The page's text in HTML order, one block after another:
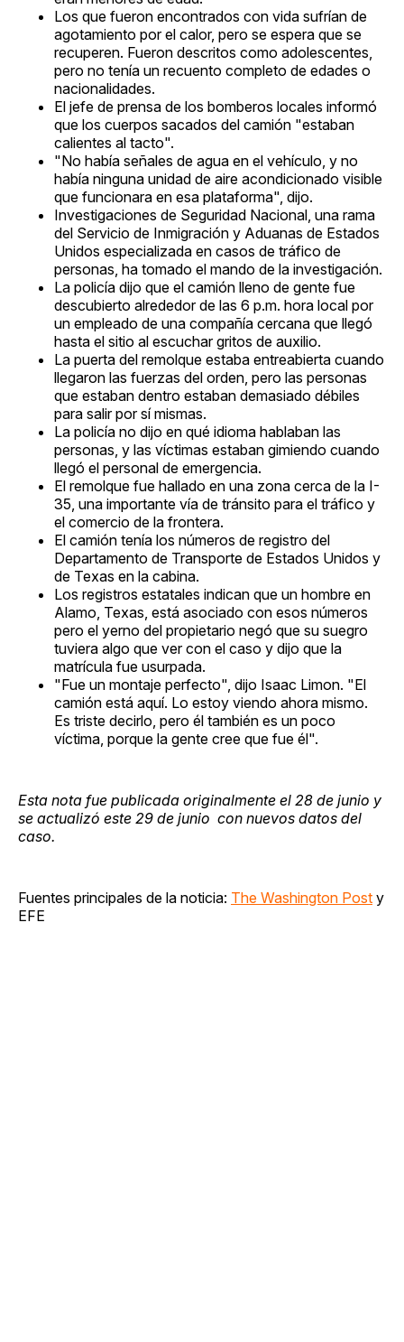
Los que fueron encontrados con vida sufrían de
agotamiento por el calor, pero se espera que se
recuperen. Fueron descritos como adolescentes,
pero no tenía un recuento completo de edades o
nacionalidades.
El jefe de prensa de los bomberos locales informó
que los cuerpos sacados del camión "estaban
calientes al tacto".
"No había señales de agua en el vehículo, y no
había ninguna unidad de aire acondicionado visible
que funcionara en esa plataforma", dijo.
Investigaciones de Seguridad Nacional, una rama
del Servicio de Inmigración y Aduanas de Estados
Unidos especializada en casos de tráfico de
personas, ha tomado el mando de la investigación.
La policía dijo que el camión lleno de gente fue
descubierto alrededor de las 6 p.m. hora local por
un empleado de una compañía cercana que llegó
hasta el sitio al escuchar gritos de auxilio.
La puerta del remolque estaba entreabierta cuando
llegaron las fuerzas del orden, pero las personas
que estaban dentro estaban demasiado débiles
para salir por sí mismas.
La policía no dijo en qué idioma hablaban las
personas, y las víctimas estaban gimiendo cuando
llegó el personal de emergencia.
El remolque fue hallado en una zona cerca de la I-
35, una importante vía de tránsito para el tráfico y
el comercio de la frontera.
El camión tenía los números de registro del
Departamento de Transporte de Estados Unidos y
de Texas en la cabina.
Los registros estatales indican que un hombre en
Alamo, Texas, está asociado con esos números
pero el yerno del propietario negó que su suegro
tuviera algo que ver con el caso y dijo que la
matrícula fue usurpada.
"Fue un montaje perfecto", dijo Isaac Limon. "El
camión está aquí. Lo estoy viendo ahora mismo.
Es triste decirlo, pero él también es un poco
víctima, porque la gente cree que fue él".
Esta nota fue publicada originalmente el 28 de junio y
se actualizó este 29 de junio con nuevos datos del
caso.
Fuentes principales de la noticia: The Washington Post y
EFE